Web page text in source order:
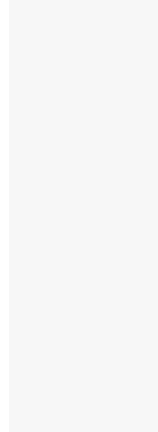
плани
Сьогодні, 20
Тернопільській
правомірність
лаври
договір, згідно з
користування
патріархату на 49
законодавства та
Керівник робочої
звернеться до
генерального
споруд
– державної
будівництва з